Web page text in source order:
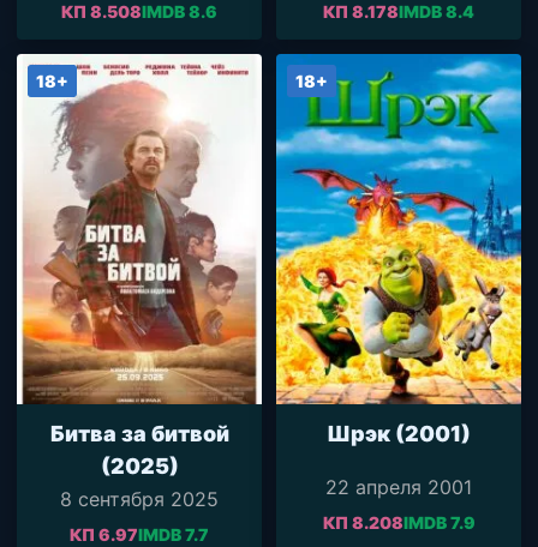
КП 8.508IMDB 8.6 КП 8.178IMDB 8.4
18+
Битва за битвой
(2025)
8 сентября 2025
КП 6.97IMDB 7.7
18+
Шрэк (2001)
22 апреля 2001
КП 8.208IMDB 7.9